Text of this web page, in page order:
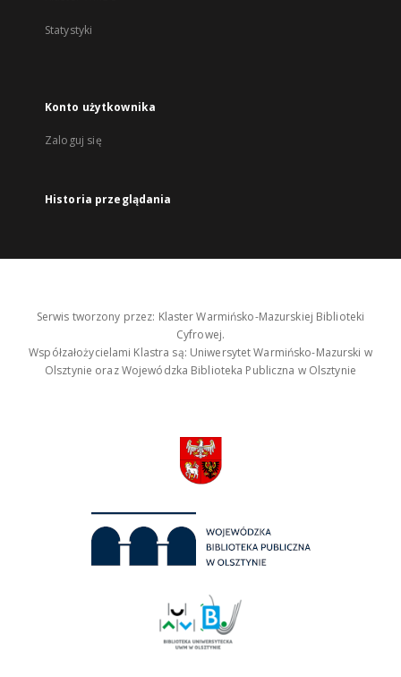
Statystyki
Konto użytkownika
Zaloguj się
Historia przeglądania
Serwis tworzony przez: Klaster Warmińsko-Mazurskiej Biblioteki
Cyfrowej.
Współzałożycielami Klastra są: Uniwersytet Warmińsko-Mazurski w
Olsztynie oraz Wojewódzka Biblioteka Publiczna w Olsztynie